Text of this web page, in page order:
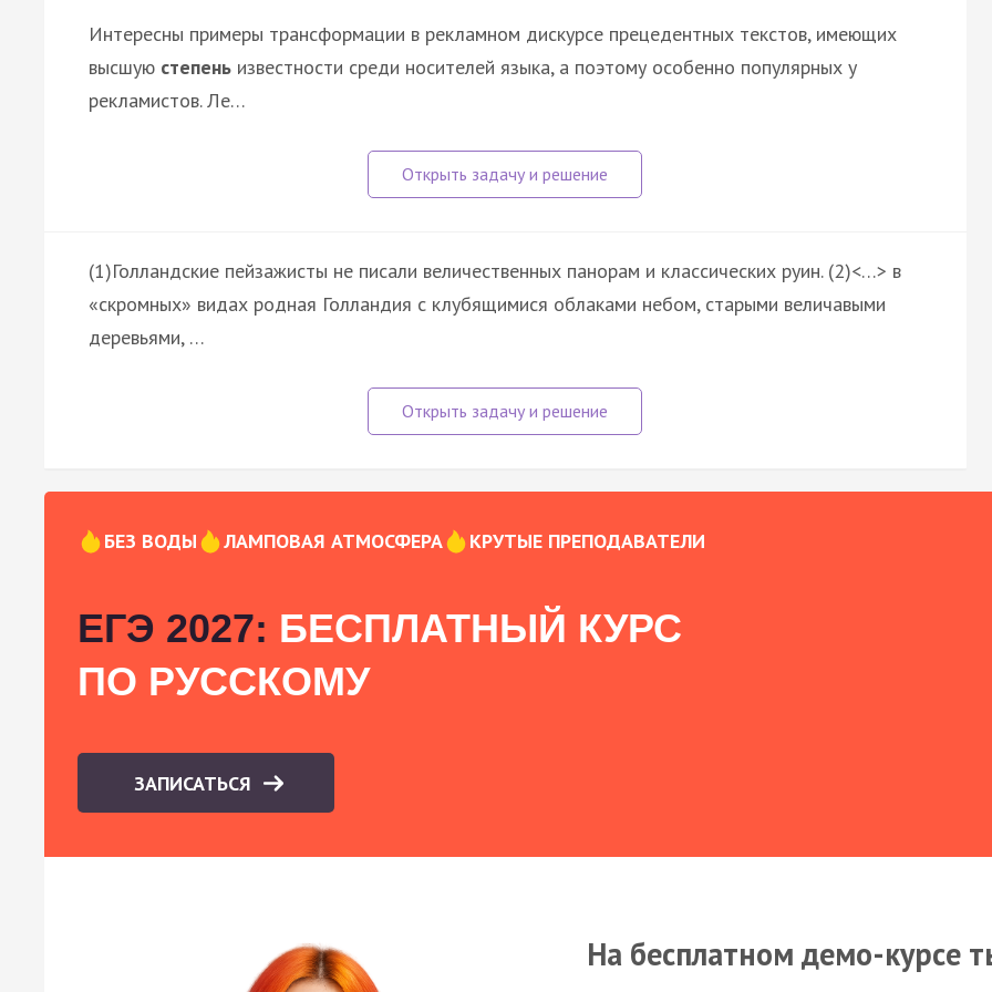
Интересны примеры трансформации в рекламном дискурсе прецедентных текстов, имеющих
высшую степень известности среди носителей языка, а поэтому особенно популярных у
рекламистов. Ле…
(1)Голландские пейзажисты не писали величественных панорам и классических руин. (2)<…> в
«скромных» видах родная Голландия с клубящимися облаками небом, старыми величавыми
деревьями, …
БЕЗ ВОДЫ ЛАМПОВАЯ АТМОСФЕРА КРУТЫЕ ПРЕПОДАВАТЕЛИ
ЕГЭ 2027: БЕСПЛАТНЫЙ КУРС
ПО РУССКОМУ
ЗАПИСАТЬСЯ
На бесплатном демо-курсе